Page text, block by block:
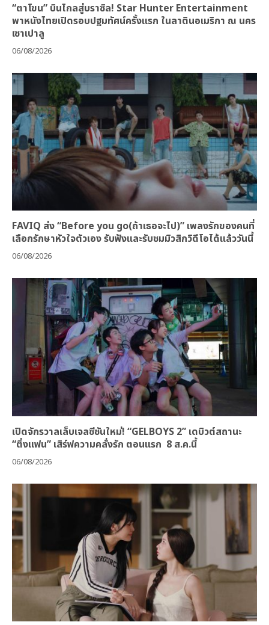
“ตาโขน” บินไกลสู่บราซิล! Star Hunter Entertainment
พาหนังไทยเปิดรอบปฐมทัศน์ครั้งแรก ในลาตินอเมริกา ณ นคร
เซาเปาลู
06/08/2026
FAVIQ ส่ง “Before you go(ถ้าเธอจะไป)” เพลงรักของคนที่
เลือกรักษาหัวใจตัวเอง รับฟังและรับชมมิวสิกวิดีโอได้แล้ววันนี้
06/08/2026
เปิดจักรวาลเล็บเจลซีซันใหม่! “GELBOYS 2” เดบิวต์สถานะ
“ติ่งแฟน” เสิร์ฟความคลั่งรัก ตอนแรก 8 ส.ค.นี้
06/08/2026